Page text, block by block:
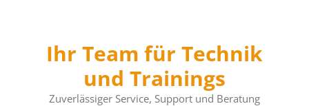
Ihr Team für Technik
und Trainings
Zuverlässiger Service, Support und Beratung